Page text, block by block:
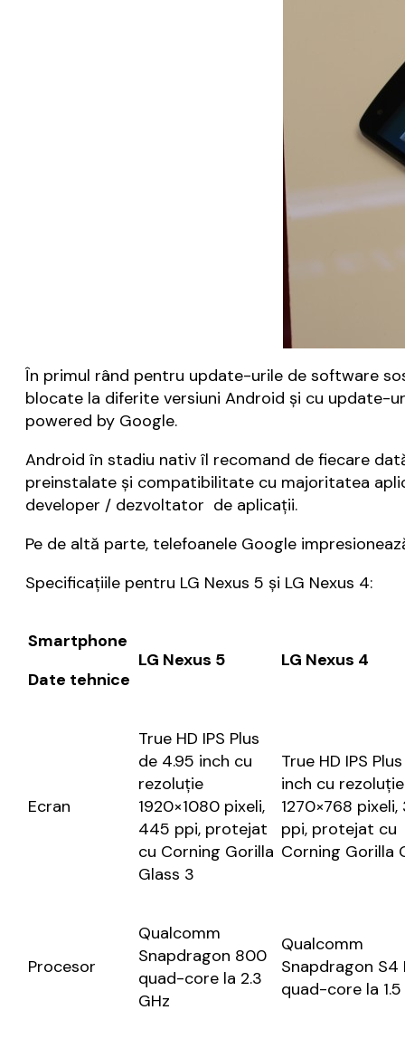
În primul rând pentru update-urile de software
blocate la diferite versiuni Android și cu update-
powered by Google.
Android în stadiu nativ îl recomand de fiecare
preinstalate și compatibilitate cu majoritatea
developer / dezvoltator de aplicații.
Pe de altă parte, telefoanele Google
Specificațiile pentru LG Nexus 5 și LG Nexus 4:
Smartphone
Date tehnice
LG Nexus 5 LG Nexus 4
Ecran
True HD IPS Plus
de 4.95 inch cu
rezoluție
1920×1080 pixeli,
445 ppi, protejat
cu Corning Gorilla
Glass 3
True HD IPS
inch cu rezoluție
1270×768 pixeli,
ppi, protejat cu
Corning Gorilla
Procesor
Qualcomm
Snapdragon 800
quad-core la 2.3
GHz
Qualcomm
Snapdragon S4
quad-core la 1.5